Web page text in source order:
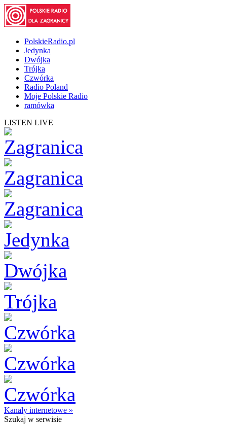
PolskieRadio.pl
Jedynka
Dwójka
Trójka
Czwórka
Radio Poland
Moje Polskie Radio
ramówka
LISTEN LIVE
Kanały internetowe »
Szukaj w serwisie